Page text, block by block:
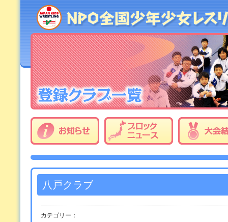
八戸クラブ
カテゴリー：